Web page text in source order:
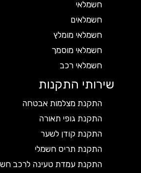
חשמלאי
חשמלאים
חשמלאי מומלץ
חשמלאי מוסמך
חשמלאי רכב
שירותי התקנות
התקנת מצלמות אבטחה
התקנת גופי תאורה
התקנת קודן לשער
התקנת תריס חשמלי
התקנת עמדת טעינה לרכב חשמלי